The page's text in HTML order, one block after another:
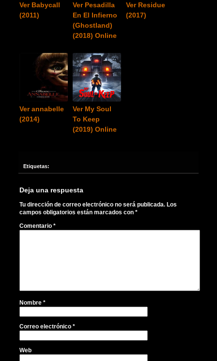
Ver Babycall
(2011)
Ver Pesadilla
En El Infierno
(Ghostland)
(2018) Online
Ver Residue
(2017)
Ver annabelle
(2014)
Ver My Soul
To Keep
(2019) Online
Etiquetas:
Deja una respuesta
Tu dirección de correo electrónico no será publicada. Los
campos obligatorios están marcados con *
Comentario *
Nombre *
Correo electrónico *
Web